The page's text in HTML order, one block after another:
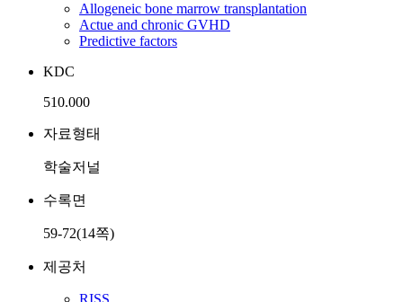
Allogeneic bone marrow transplantation
Actue and chronic GVHD
Predictive factors
KDC
510.000
자료형태
학술저널
수록면
59-72(14쪽)
제공처
RISS